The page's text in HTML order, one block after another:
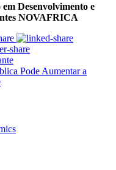
Desenvolvimento e
NOVAFRICA
Pode Aumentar a